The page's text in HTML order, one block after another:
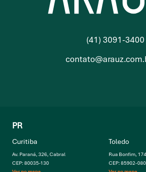
(41) 3091-3400
PR
Curitiba
Av. Paraná, 326, Cabral
CEP: 80035-130
Toledo
Rua Bonfim,
CEP: 85902-080